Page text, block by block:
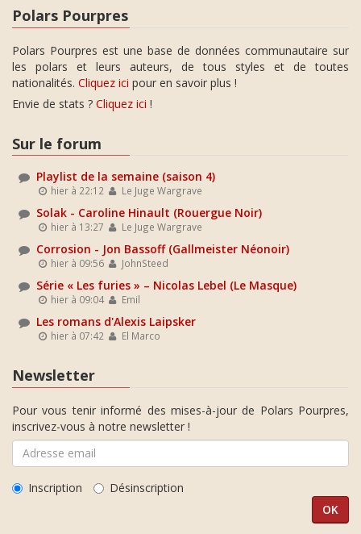
Polars Pourpres
Polars Pourpres est une base de données communautaire sur
les polars et leurs auteurs, de tous styles et de toutes
nationalités. Cliquez ici pour en savoir plus !
Envie de stats ? Cliquez ici !
Sur le forum
Playlist de la semaine (saison 4)
hier à 22:12 Le Juge Wargrave
Solak - Caroline Hinault (Rouergue Noir)
hier à 13:27 Le Juge Wargrave
Corrosion - Jon Bassoff (Gallmeister Néonoir)
hier à 09:56 JohnSteed
Série « Les furies » – Nicolas Lebel (Le Masque)
hier à 09:04 Emil
Les romans d'Alexis Laipsker
hier à 07:42 El Marco
Newsletter
Pour vous tenir informé des mises-à-jour de Polars Pourpres,
inscrivez-vous à notre newsletter !
Inscription Désinscription